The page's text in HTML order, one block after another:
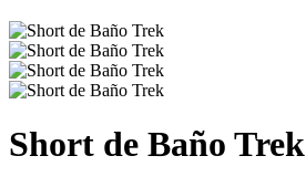
Short de Baño Trek